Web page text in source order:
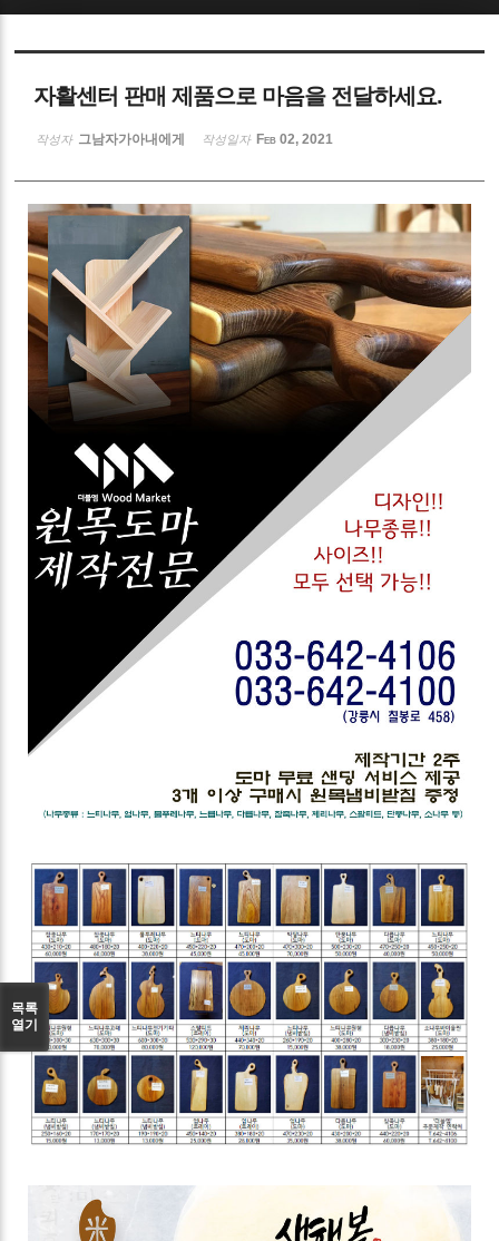
자활센터 판매 제품으로 마음을 전달하세요.
작성자 그남자가아내에게 작성일자 Feb 02, 2021
목록
열기
Sketchbook5, 스케치북5
Sketchbook5, 스케치북5